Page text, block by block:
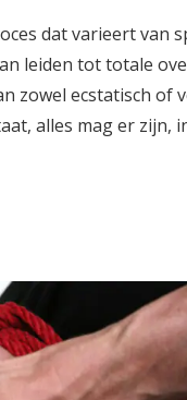
dat varieert van
leiden tot totale
zowel ecstatisch
alles mag er zijn,